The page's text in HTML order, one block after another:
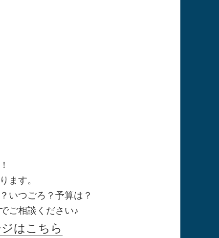
ます。
いつごろ？予算は？
ご相談ください♪
はこちら